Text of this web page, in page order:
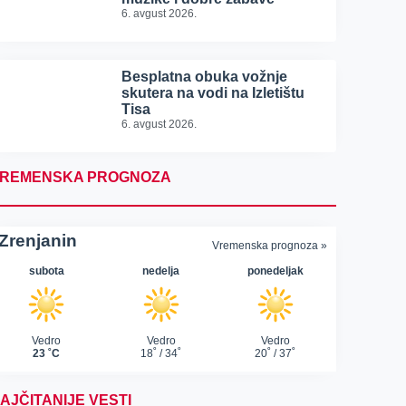
6. avgust 2026.
Besplatna obuka vožnje
skutera na vodi na Izletištu
Tisa
6. avgust 2026.
PROGNOZA
VESTI